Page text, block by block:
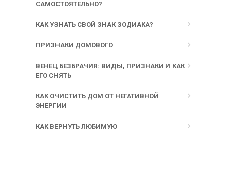
САМОСТОЯТЕЛЬНО?
КАК УЗНАТЬ СВОЙ ЗНАК ЗОДИАКА?
ПРИЗНАКИ ДОМОВОГО
ВЕНЕЦ БЕЗБРАЧИЯ: ВИДЫ, ПРИЗНАКИ И КАК
ЕГО СНЯТЬ
КАК ОЧИСТИТЬ ДОМ ОТ НЕГАТИВНОЙ
ЭНЕРГИИ
КАК ВЕРНУТЬ ЛЮБИМУЮ